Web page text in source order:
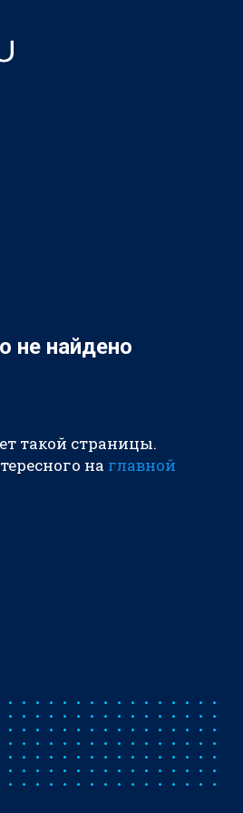
не найдено
такой страницы.
на главной